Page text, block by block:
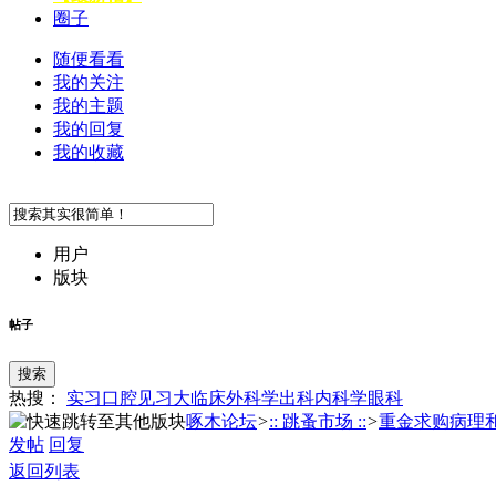
圈子
随便看看
我的关注
我的主题
我的回复
我的收藏
用户
版块
帖子
搜索
热搜： 实习口腔见习大临床外科学出科内科学眼科
啄木论坛>:: 跳蚤市场 ::>重金求购病理
发帖 回复
返回列表